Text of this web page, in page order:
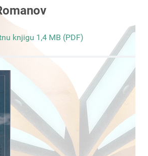
knjigu 1,4 MB (PDF)